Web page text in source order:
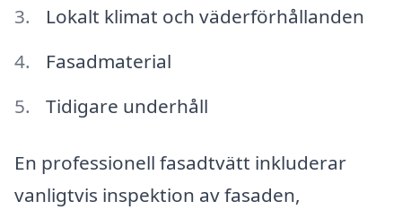
Lokalt klimat och väderförhållanden
Fasadmaterial
Tidigare underhåll
En professionell fasadtvätt inkluderar
vanligtvis inspektion av fasaden,